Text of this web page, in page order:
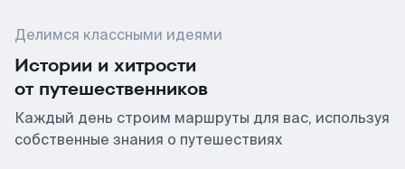
Делимся классными идеями
Истории и хитрости
от путешественников
Каждый день строим маршруты для вас, используя
собственные знания о путешествиях